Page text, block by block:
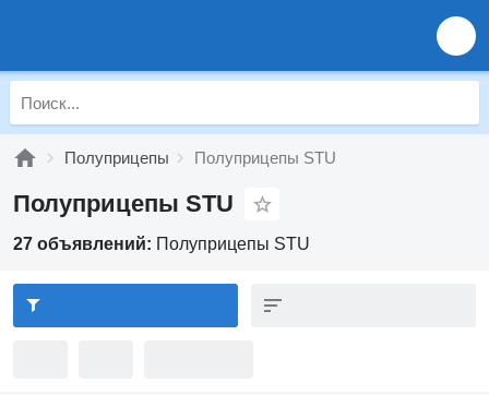
Полуприцепы Полуприцепы STU
Полуприцепы STU
27 объявлений: Полуприцепы STU